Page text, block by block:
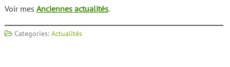
Voir mes Anciennes actualités.
Categories: Actualités